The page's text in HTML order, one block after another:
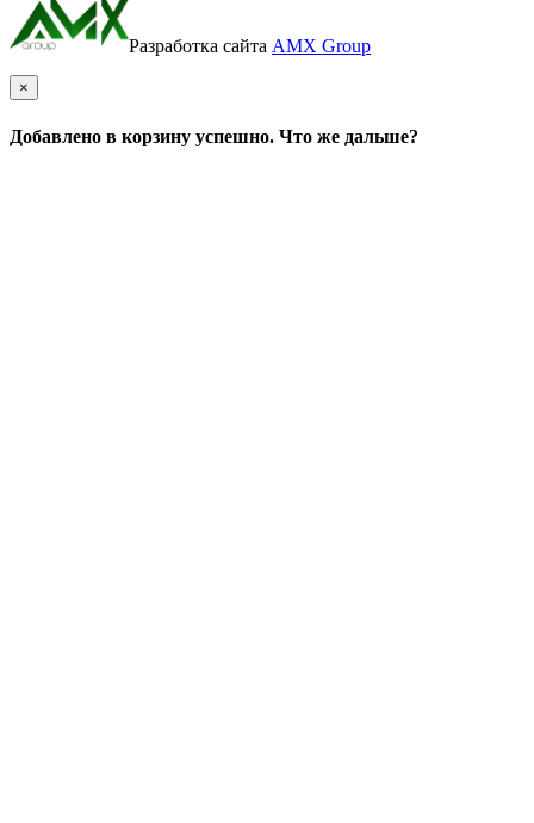
Разработка сайта AMX Group
×
Добавлено в корзину успешно. Что же дальше?